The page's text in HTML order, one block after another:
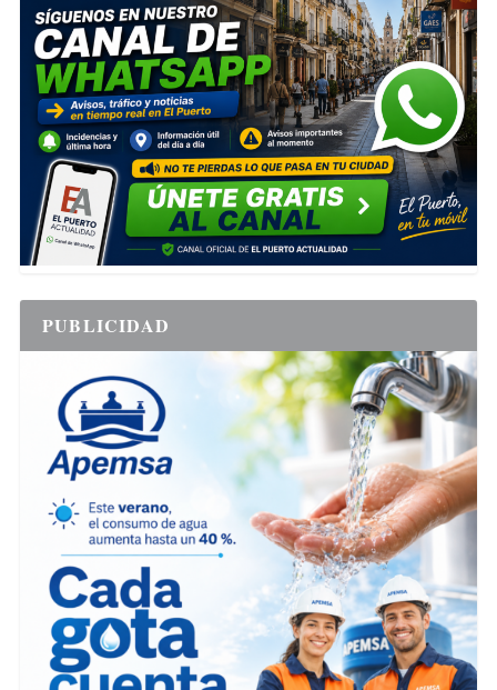
PUBLICIDAD